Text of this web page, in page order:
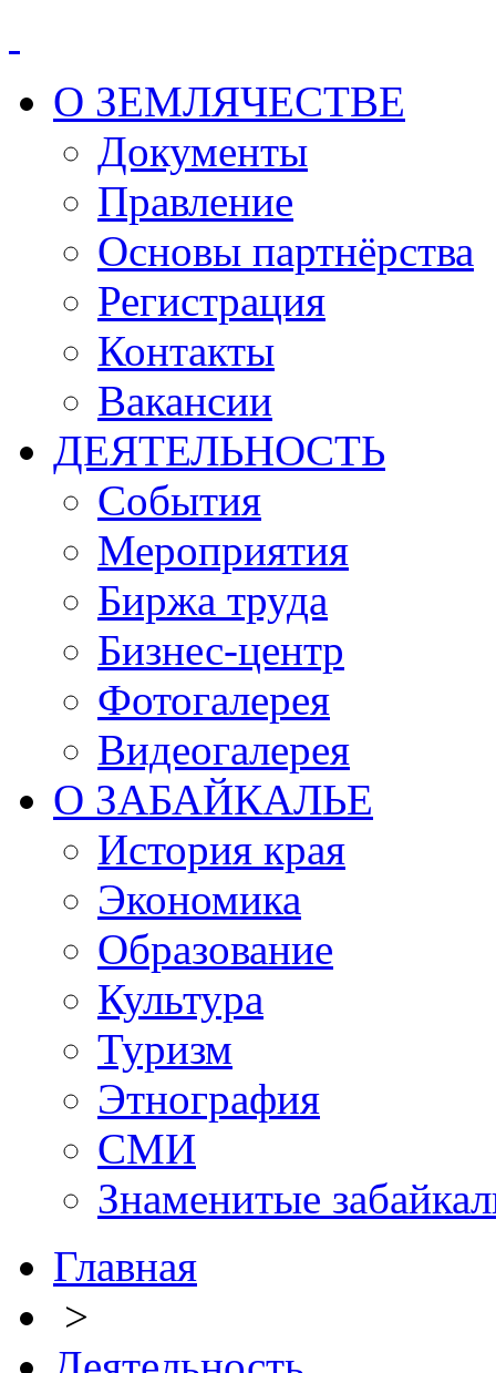
О ЗЕМЛЯЧЕСТВЕ
Документы
Правление
Основы партнёрства
Регистрация
Контакты
Вакансии
ДЕЯТЕЛЬНОСТЬ
События
Мероприятия
Биржа труда
Бизнес-центр
Фотогалерея
Видеогалерея
О ЗАБАЙКАЛЬЕ
История края
Экономика
Образование
Культура
Туризм
Этнография
СМИ
Знаменитые
Главная
>